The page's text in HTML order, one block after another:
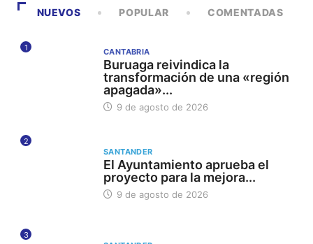
NUEVOS POPULAR COMENTADAS
1 CANTABRIA
Buruaga reivindica la
transformación de una «región
apagada»...
9 de agosto de 2026
2
SANTANDER
El Ayuntamiento aprueba el
proyecto para la mejora...
9 de agosto de 2026
3